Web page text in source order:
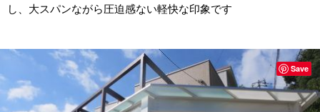
し、大スパンながら圧迫感ない軽快な印象です
Save